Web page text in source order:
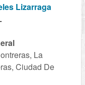
Lizarraga
La
Ciudad De